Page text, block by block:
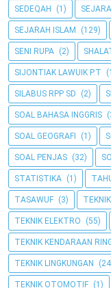
SEDEQAH (1)
SEJARAH ISLAM (129)
SENI RUPA (2)
SIJONTIAK LAWUIK P.T
SILABUS RPP SD (2)
SOAL BAHASA INGGRIS
SOAL GEOGRAFI (1)
SOAL PENJAS (32)
STATISTIKA (1)
TASAWUF (3)
TEKNIK ELEKTRO (55)
TEKNIK KENDARAAN
TEKNIK LINGKUNGAN
TEKNIK OTOMOTIF (1)